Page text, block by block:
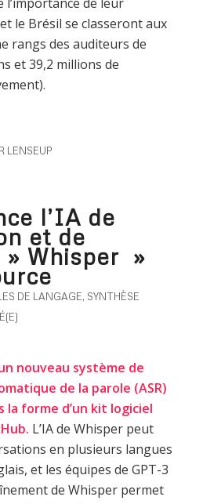
le Brésil se classeront aux
rangs des auditeurs de
et 39,2 millions de
LENSEUP
l’IA de
et de
Whisper »
DE LANGAGE, SYNTHÈSE
nouveau système de
de la parole (ASR)
la forme d’un kit logiciel
L’IA de Whisper peut
en plusieurs langues
et les équipes de GPT-3
de Whisper permet